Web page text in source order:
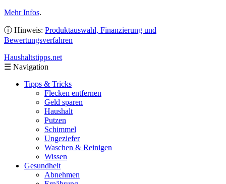
Mehr Infos.
ⓘ Hinweis: Produktauswahl, Finanzierung und
Bewertungsverfahren
Haushaltstipps.net
☰ Navigation
Tipps & Tricks
Flecken entfernen
Geld sparen
Haushalt
Putzen
Schimmel
Ungeziefer
Waschen & Reinigen
Wissen
Gesundheit
Abnehmen